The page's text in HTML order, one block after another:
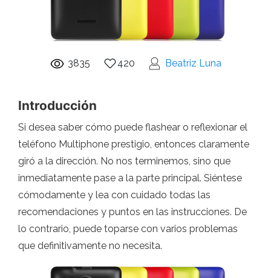
3835 420 Beatriz Luna
Introducción
Si desea saber cómo puede flashear o reflexionar el
teléfono Multiphone prestigio, entonces claramente
giró a la dirección. No nos terminemos, sino que
inmediatamente pase a la parte principal. Siéntese
cómodamente y lea con cuidado todas las
recomendaciones y puntos en las instrucciones. De
lo contrario, puede toparse con varios problemas
que definitivamente no necesita.